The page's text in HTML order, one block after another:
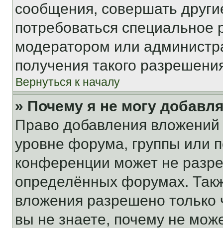
сообщения, совершать
потребоваться
модератором или
получения такого
Вернуться к началу
» Почему я не могу
Право добавления
уровне форума, группы или
конференции может не
определённых форумах.
вложения разрешено
вы не знаете, почему не